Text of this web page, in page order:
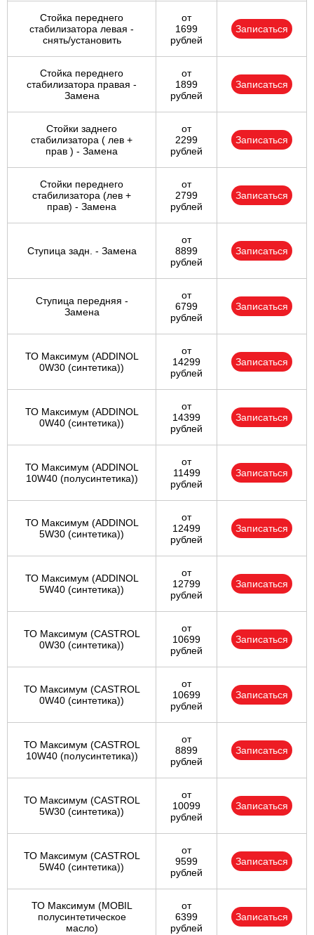
Стойка переднего
стабилизатора левая -
снять/установить
от
1699
рублей
Записаться
Стойка переднего
стабилизатора правая -
Замена
от
1899
рублей
Записаться
Стойки заднего
стабилизатора ( лев +
прав ) - Замена
от
2299
рублей
Записаться
Стойки переднего
стабилизатора (лев +
прав) - Замена
от
2799
рублей
Записаться
Ступица задн. - Замена
от
8899
рублей
Записаться
Ступица передняя -
Замена
от
6799
рублей
Записаться
ТО Максимум (ADDINOL
0W30 (синтетика))
от
14299
рублей
Записаться
ТО Максимум (ADDINOL
0W40 (синтетика))
от
14399
рублей
Записаться
ТО Максимум (ADDINOL
10W40 (полусинтетика))
от
11499
рублей
Записаться
ТО Максимум (ADDINOL
5W30 (синтетика))
от
12499
рублей
Записаться
ТО Максимум (ADDINOL
5W40 (синтетика))
от
12799
рублей
Записаться
ТО Максимум (CASTROL
0W30 (синтетика))
от
10699
рублей
Записаться
ТО Максимум (CASTROL
0W40 (синтетика))
от
10699
рублей
Записаться
ТО Максимум (CASTROL
10W40 (полусинтетика))
от
8899
рублей
Записаться
ТО Максимум (CASTROL
5W30 (синтетика))
от
10099
рублей
Записаться
ТО Максимум (CASTROL
5W40 (синтетика))
от
9599
рублей
Записаться
ТО Максимум (MOBIL
полуcинтетическое
масло)
от
6399
рублей
Записаться